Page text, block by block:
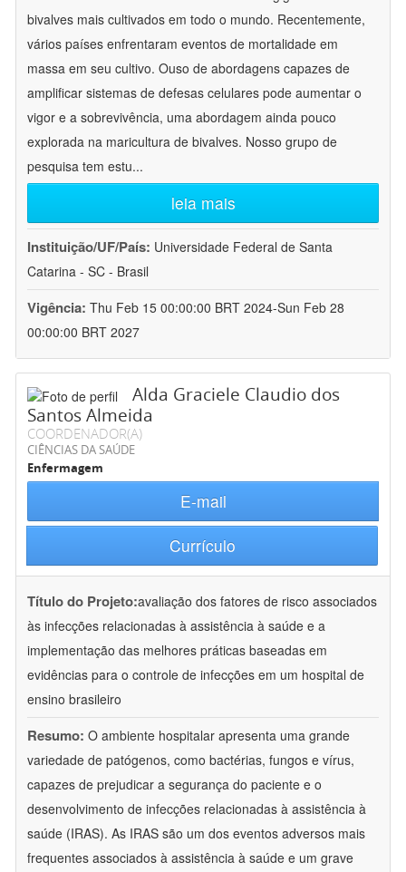
bivalves mais cultivados em todo o mundo. Recentemente,
vários países enfrentaram eventos de mortalidade em
massa em seu cultivo. Ouso de abordagens capazes de
amplificar sistemas de defesas celulares pode aumentar o
vigor e a sobrevivência, uma abordagem ainda pouco
explorada na maricultura de bivalves. Nosso grupo de
pesquisa tem estu...
leia mais
Instituição/UF/País: Universidade Federal de Santa
Catarina - SC - Brasil
Vigência: Thu Feb 15 00:00:00 BRT 2024-Sun Feb 28
00:00:00 BRT 2027
Alda Graciele Claudio dos
Santos Almeida
COORDENADOR(A)
CIÊNCIAS DA SAÚDE
Enfermagem
E-mail
Currículo
Título do Projeto:avaliação dos fatores de risco associados
às infecções relacionadas à assistência à saúde e a
implementação das melhores práticas baseadas em
evidências para o controle de infecções em um hospital de
ensino brasileiro
Resumo: O ambiente hospitalar apresenta uma grande
variedade de patógenos, como bactérias, fungos e vírus,
capazes de prejudicar a segurança do paciente e o
desenvolvimento de infecções relacionadas à assistência à
saúde (IRAS). As IRAS são um dos eventos adversos mais
frequentes associados à assistência à saúde e um grave